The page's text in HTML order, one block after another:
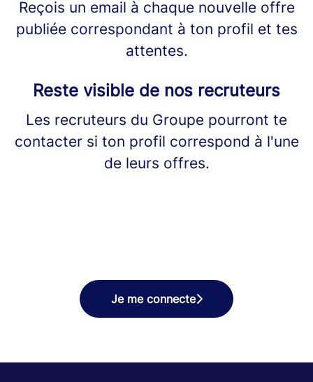
Reçois un email à chaque nouvelle offre
publiée correspondant à ton profil et tes
attentes.
Reste visible de nos recruteurs
Les recruteurs du Groupe pourront te
contacter si ton profil correspond à l'une
de leurs offres.
Je me connecte